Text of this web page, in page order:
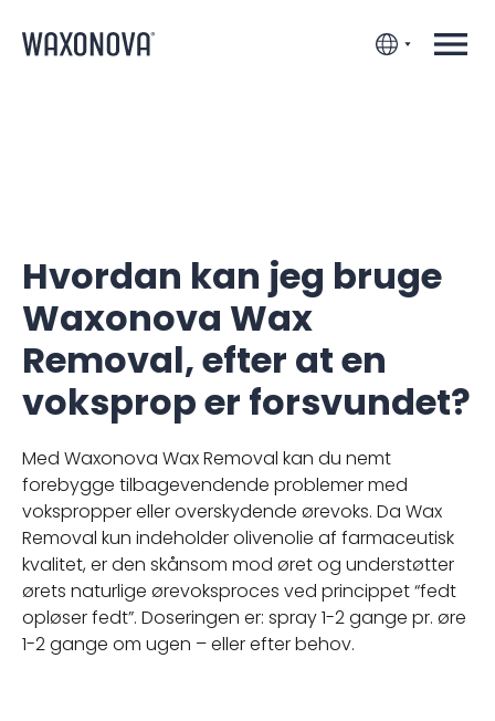
Hvordan kan jeg bruge
Waxonova Wax
Removal, efter at en
voksprop er forsvundet?
Med Waxonova Wax Removal kan du nemt
forebygge tilbagevendende problemer med
vokspropper eller overskydende ørevoks. Da Wax
Removal kun indeholder olivenolie af farmaceutisk
kvalitet, er den skånsom mod øret og understøtter
ørets naturlige ørevoksproces ved princippet “fedt
opløser fedt”. Doseringen er: spray 1-2 gange pr. øre
1-2 gange om ugen – eller efter behov.